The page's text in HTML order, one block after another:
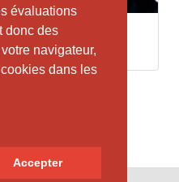
évaluations
donc des
navigateur,
dans les
Accepter
évaluations
donc des
navigateur,
dans les
Accepter